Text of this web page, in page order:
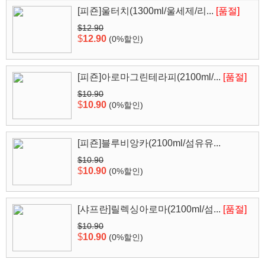
[피죤]울터치(1300ml/울세제/리... [품절]
$12.90
$12.90 (0%할인)
[피죤]아로마그린테라피(2100ml/... [품절]
$10.90
$10.90 (0%할인)
[피죤]블루비앙카(2100ml/섬유유...
$10.90
$10.90 (0%할인)
[샤프란]릴렉싱아로마(2100ml/섬... [품절]
$10.90
$10.90 (0%할인)